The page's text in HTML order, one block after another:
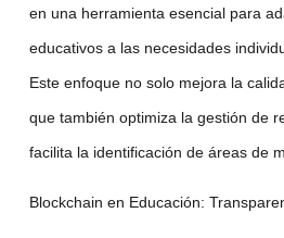
en una herramienta esencial para
educativos a las necesidades
Este enfoque no solo mejora la
que también optimiza la gestión de
facilita la identificación de áreas de
Blockchain en Educación: